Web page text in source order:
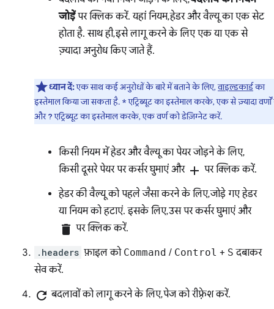
जोड़ेंपर क्लिक करें. यहां नियम, हेडर और वैल्यू का एक सेट
होता है. साथ ही, इसे लागू करने के लिए एक या एक से
ज़्यादा अनुरोध किए जाते हैं.
ध्यान दें:एक साथ कई अनुरोधों के बारे में बताने के लिए,वाइल्डकार्डका
इस्तेमाल किया जा सकता है. *एट्रिब्यूट का इस्तेमाल करके, एक से ज़्यादा
और?एट्रिब्यूट का इस्तेमाल करके, एक वर्ण को डेज़िग्नेट करें.
किसी नियम में हेडर और वैल्यू का पेयर जोड़ने के लिए,
किसी दूसरे पेयर पर कर्सर घुमाएं और add पर क्लिक करें.
हेडर की वैल्यू को पहले जैसा करने के लिए, जोड़े गए हेडर
या नियम को हटाएं. इसके लिए, उस पर कर्सर घुमाएं और
delete पर क्लिक करें.
.headers फ़ाइल को Command / Control + S दबाकर
सेव करें.
refresh बदलावों को लागू करने के लिए, पेज को रीफ़्रेश करें.